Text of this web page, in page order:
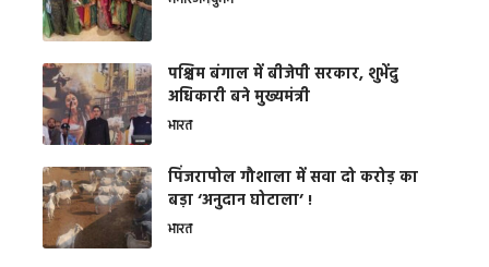
पश्चिम बंगाल में बीजेपी सरकार, शुभेंदु
अधिकारी बने मुख्यमंत्री
भारत
​पिंजरापोल गौशाला में सवा दो करोड़ का
बड़ा ‘अनुदान घोटाला’ !
भारत